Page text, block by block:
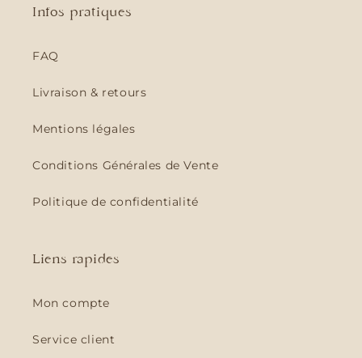
Infos pratiques
FAQ
Livraison & retours
Mentions légales
Conditions Générales de Vente
Politique de confidentialité
Liens rapides
Mon compte
Service client